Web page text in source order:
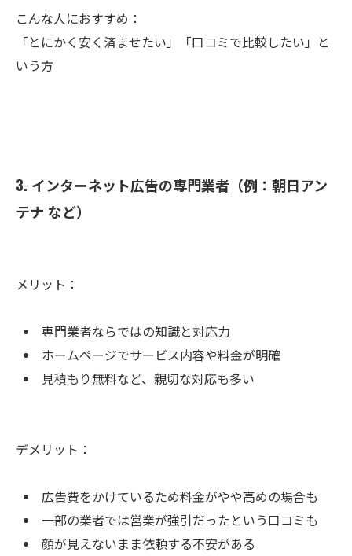
こんな人におすすめ：
「とにかく安く済ませたい」「口コミで比較したい」と
いう方
3. インターネット広告の専門業者（例：朝日アン
テナ など）
メリット：
専門業者ならではの知識と対応力
ホームページでサービス内容や料金が明確
見積もり無料など、親切な対応も多い
デメリット：
広告費をかけているため料金がやや高めの場合も
一部の業者では営業が強引だったという口コミも
顔が見えないまま依頼する不安がある